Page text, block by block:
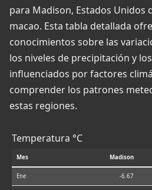
para Madison, Estados Unidos
macao. Esta tabla detallada
conocimientos sobre las
los niveles de precipitación y
influenciados por factores
comprender los patrones
estas regiones.
Temperatura °C
Mes Madison
Ene -6.67